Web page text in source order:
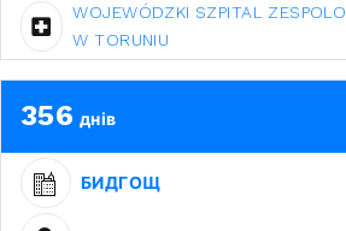
WOJEWÓDZKI SZPITAL
W TORUNIU
356 днів
БИДГОЩ